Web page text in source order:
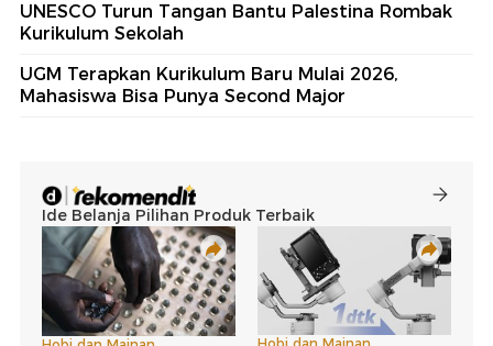
UNESCO Turun Tangan Bantu Palestina Rombak
Kurikulum Sekolah
UGM Terapkan Kurikulum Baru Mulai 2026,
Mahasiswa Bisa Punya Second Major